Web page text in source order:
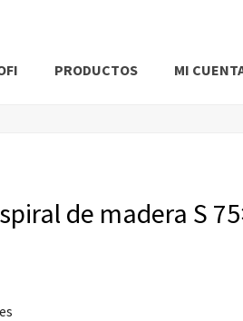
PRODUCTOS MI
de madera S